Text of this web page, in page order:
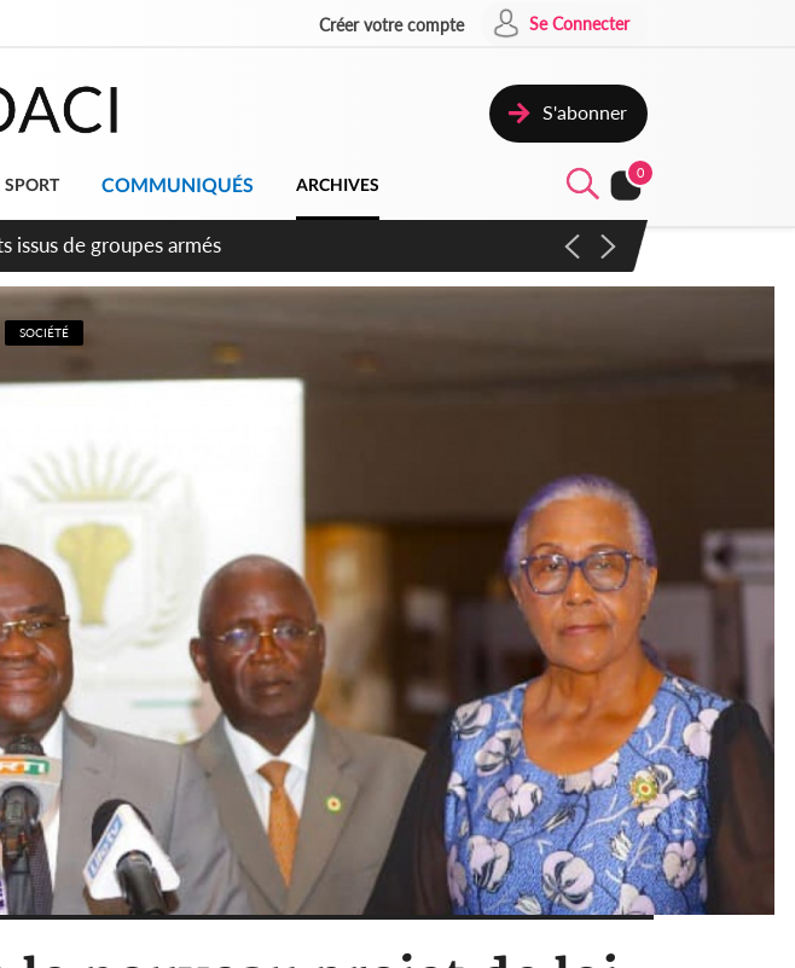
Créer votre compte Se Connecter
S'abonner
SPORT COMMUNIQUÉS ARCHIVES
0
se lance dans la course
SOCIÉTÉ